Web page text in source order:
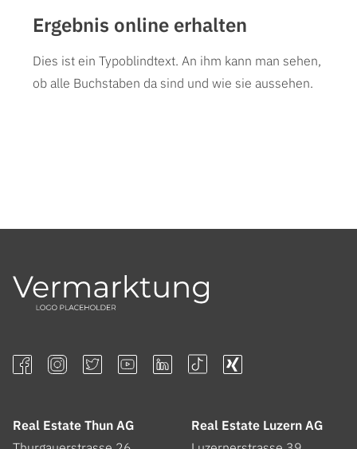
Ergebnis online erhalten
Dies ist ein Typoblindtext. An ihm kann man sehen,
ob alle Buchstaben da sind und wie sie aussehen.
Real Estate Thun AG
Real Estate Luzern AG